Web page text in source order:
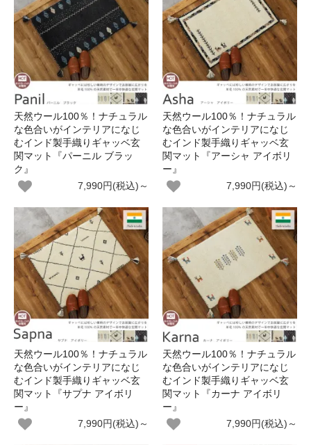
天然ウール100％！ナチュラル
な色合いがインテリアになじ
むインド製手織りギャッベ玄
関マット『パーニル ブラッ
ク』
7,990円(税込)～
天然ウール100％！ナチュラル
な色合いがインテリアになじ
むインド製手織りギャッベ玄
関マット『アーシャ アイボリ
ー』
7,990円(税込)～
天然ウール100％！ナチュラル
な色合いがインテリアになじ
むインド製手織りギャッベ玄
関マット『サプナ アイボリ
ー』
7,990円(税込)～
天然ウール100％！ナチュラル
な色合いがインテリアになじ
むインド製手織りギャッベ玄
関マット『カーナ アイボリ
ー』
7,990円(税込)～